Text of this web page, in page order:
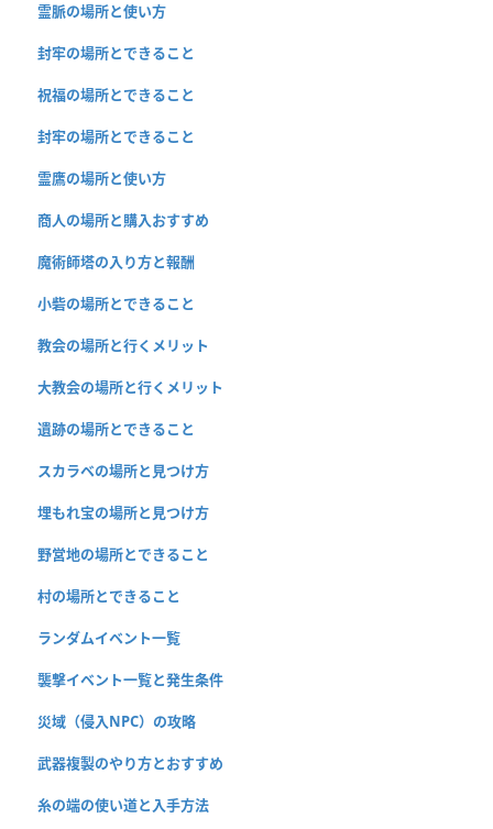
霊脈の場所と使い方
封牢の場所とできること
祝福の場所とできること
封牢の場所とできること
霊鷹の場所と使い方
商人の場所と購入おすすめ
魔術師塔の入り方と報酬
小砦の場所とできること
教会の場所と行くメリット
大教会の場所と行くメリット
遺跡の場所とできること
スカラベの場所と見つけ方
埋もれ宝の場所と見つけ方
野営地の場所とできること
村の場所とできること
ランダムイベント一覧
襲撃イベント一覧と発生条件
災域（侵入NPC）の攻略
武器複製のやり方とおすすめ
糸の端の使い道と入手方法